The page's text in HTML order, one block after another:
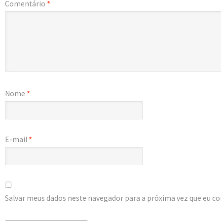
Comentário *
Nome *
E-mail*
Salvar meus dados neste navegador para a próxima vez que eu